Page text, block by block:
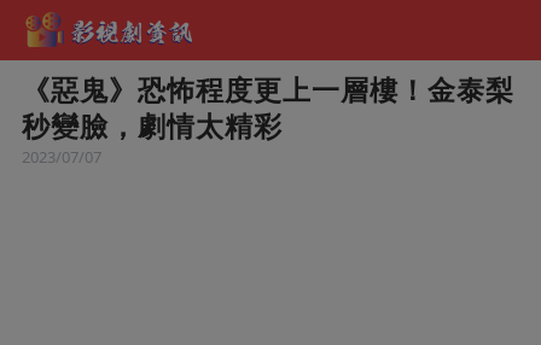
《惡鬼》恐怖程度更上一層樓！金泰梨
秒變臉，劇情太精彩
2023/07/07